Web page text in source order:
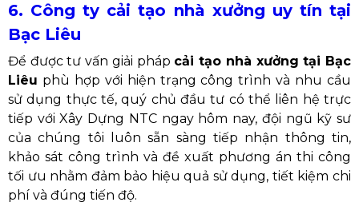
6. Công ty cải tạo nhà xưởng uy tín tại
Bạc Liêu
Để được tư vấn giải pháp cải tạo nhà xưởng tại Bạc
Liêu phù hợp với hiện trạng công trình và nhu cầu
sử dụng thực tế, quý chủ đầu tư có thể liên hệ trực
tiếp với Xây Dựng NTC ngay hôm nay, đội ngũ kỹ sư
của chúng tôi luôn sẵn sàng tiếp nhận thông tin,
khảo sát công trình và đề xuất phương án thi công
tối ưu nhằm đảm bảo hiệu quả sử dụng, tiết kiệm chi
phí và đúng tiến độ.